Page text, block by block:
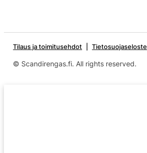
Tilaus ja toimitusehdot Tietosuojaseloste
© Scandirengas.fi. All rights reserved.